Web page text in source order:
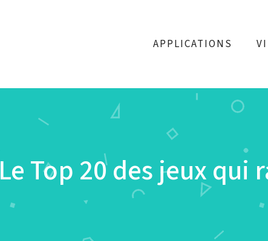
APPLICATIONS
Le Top 20 des jeux